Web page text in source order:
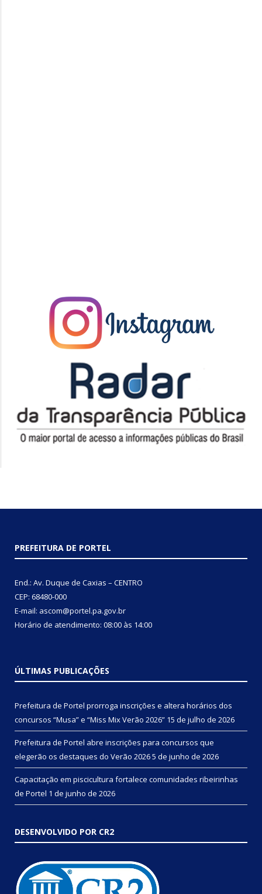
PREFEITURA DE PORTEL
End.: Av. Duque de Caxias – CENTRO
CEP: 68480-000
E-mail: ascom@portel.pa.gov.br
Horário de atendimento: 08:00 às 14:00
ÚLTIMAS PUBLICAÇÕES
Prefeitura de Portel prorroga inscrições e altera horários dos
concursos “Musa” e “Miss Mix Verão 2026” 15 de julho de 2026
Prefeitura de Portel abre inscrições para concursos que
elegerão os destaques do Verão 20265 de junho de 2026
Capacitação em piscicultura fortalece comunidades ribeirinhas
de Portel 1 de junho de 2026
DESENVOLVIDO POR CR2